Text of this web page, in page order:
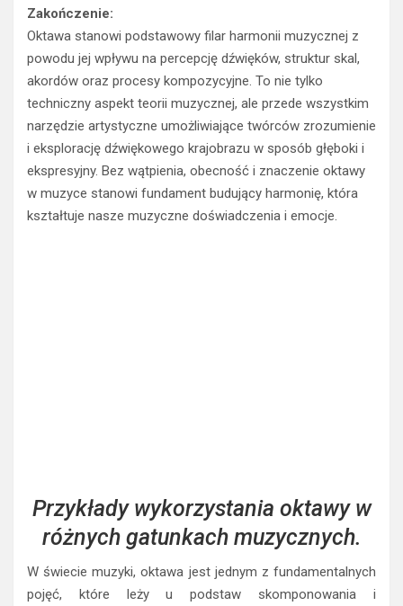
Oktawa stanowi podstawowy filar harmonii muzycznej z
powodu jej wpływu na percepcję dźwięków, struktur skal,
akordów oraz procesy kompozycyjne. To nie tylko
techniczny aspekt teorii muzycznej, ale przede wszystkim
narzędzie artystyczne umożliwiające twórców zrozumienie
i eksplorację dźwiękowego krajobrazu w sposób głęboki i
ekspresyjny. Bez wątpienia, obecność i znaczenie oktawy
w muzyce stanowi fundament budujący harmonię, która
kształtuje nasze muzyczne doświadczenia i emocje.
różnych gatunkach muzycznych.
W świecie muzyki, oktawa jest jednym z fundamentalnych
pojęć, które leży u podstaw skomponowania i
wykonywania melodii. Oktawa to interwał pomiędzy